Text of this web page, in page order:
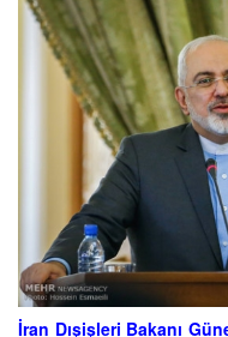
İran Dışişleri Bakanı